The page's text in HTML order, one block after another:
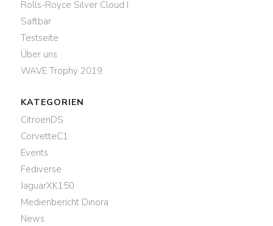
Rolls-Royce Silver Cloud I
Saftbar
Testseite
Über uns
WAVE Trophy 2019
KATEGORIEN
CitroenDS
CorvetteC1
Events
Fediverse
JaguarXK150
Medienbericht Dinora
News